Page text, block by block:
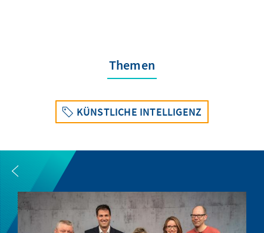
Themen
KÜNSTLICHE INTELLIGENZ